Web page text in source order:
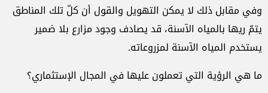
وفي مقابل ذلك لا يمكن التهويل والقول أن كلّ تلك المناطق
يتمّ ريها بالمياه الآسنة، قد يصادف وجود مزارع بلا ضمير
يستخدم المياه الآسنة لمزروعاته.
ما هي الرؤية التي تعملون عليها في المجال الإستثماري؟